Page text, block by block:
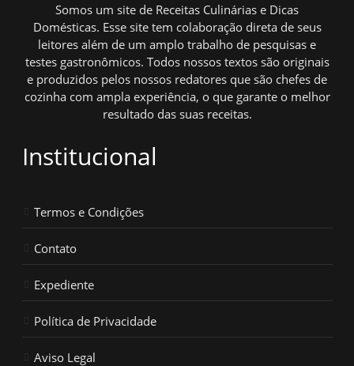
Somos um site de Receitas Culinárias e Dicas
Domésticas. Esse site tem colaboração direta de seus
leitores além de um amplo trabalho de pesquisas e
testes gastronômicos. Todos nossos textos são originais
e produzidos pelos nossos redatores que são chefes de
cozinha com ampla experiência, o que garante o melhor
resultado das suas receitas.
Institucional
Termos e Condições
Contato
Expediente
Política de Privacidade
Aviso Legal